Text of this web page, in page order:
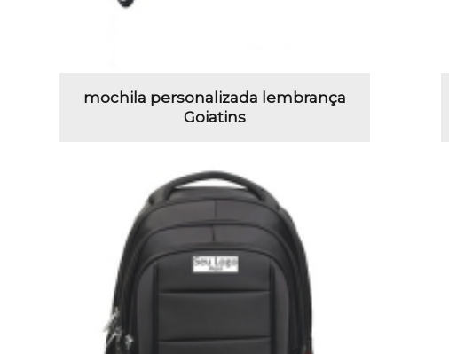
mochila personalizada lembrança
Goiatins